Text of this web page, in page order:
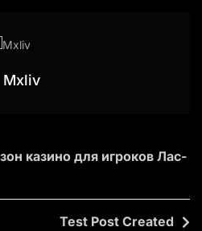
Mxliv
казино для игроков Лас-
Test Post Created